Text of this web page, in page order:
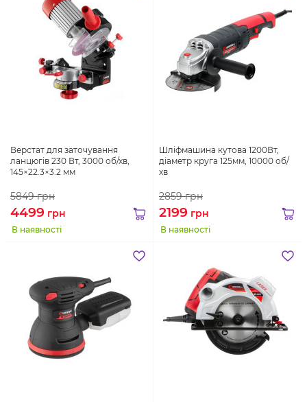
Верстат для заточування
ланцюгів 230 Вт, 3000 об/хв,
145×22.3×3.2 мм
5849грн
4499 грн
В наявності
Шліфмашина кутова 1200Вт,
діаметр круга 125мм, 10000 об/
хв
2859грн
2199 грн
В наявності